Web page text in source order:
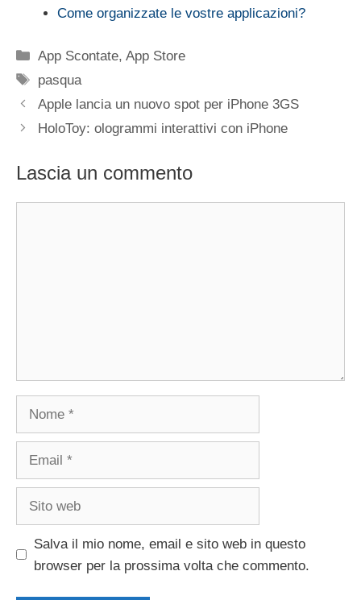
Come organizzate le vostre applicazioni?
Categorie
App Scontate,App Store
Tag
pasqua
Apple lancia un nuovo spot per iPhone 3GS
HoloToy: ologrammi interattivi con iPhone
Lascia un commento
Salva il mio nome, email e sito web in questo
browser per la prossima volta che commento.